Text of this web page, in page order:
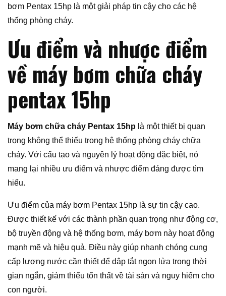
bơm Pentax 15hp là một giải pháp tin cậy cho các hệ
thống phòng cháy.
Ưu điểm và nhược điểm
về máy bơm chữa cháy
pentax 15hp
Máy bơm chữa cháy Pentax 15hp là một thiết bị quan
trọng không thể thiếu trong hệ thống phòng cháy chữa
cháy. Với cấu tạo và nguyên lý hoạt động đặc biệt, nó
mang lại nhiều ưu điểm và nhược điểm đáng được tìm
hiểu.
Ưu điểm của máy bơm Pentax 15hp là sự tin cậy cao.
Được thiết kế với các thành phần quan trọng như động cơ,
bộ truyền động và hệ thống bơm, máy bơm này hoạt động
mạnh mẽ và hiệu quả. Điều này giúp nhanh chóng cung
cấp lượng nước cần thiết để dập tắt ngọn lửa trong thời
gian ngắn, giảm thiểu tổn thất về tài sản và nguy hiểm cho
con người.